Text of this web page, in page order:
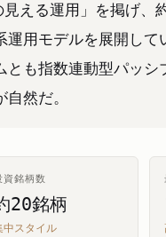
える運用」を掲げ、
運用モデルを展開し
とも指数連動型パッ
然だ。
資銘柄数
20銘柄
中スタイル